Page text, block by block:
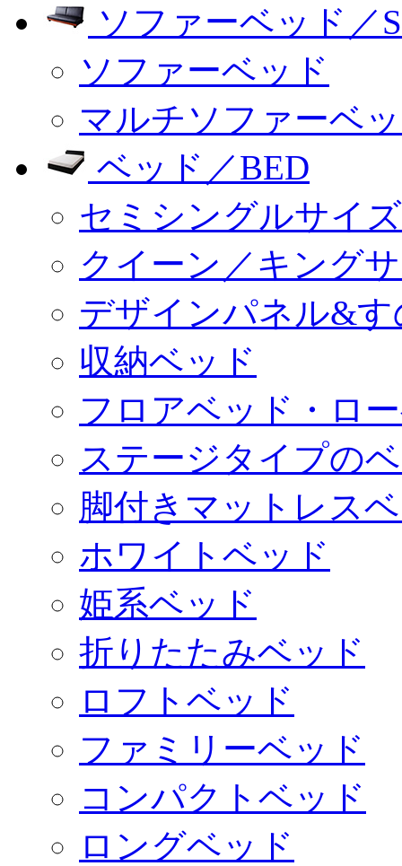
ソファーベッド／
ソファーベッド
マルチソファーベ
ベッド／BED
セミシングルサイ
クイーン／キング
デザインパネル&
収納ベッド
フロアベッド・ロ
ステージタイプの
脚付きマットレス
ホワイトベッド
姫系ベッド
折りたたみベッド
ロフトベッド
ファミリーベッド
コンパクトベッド
ロングベッド